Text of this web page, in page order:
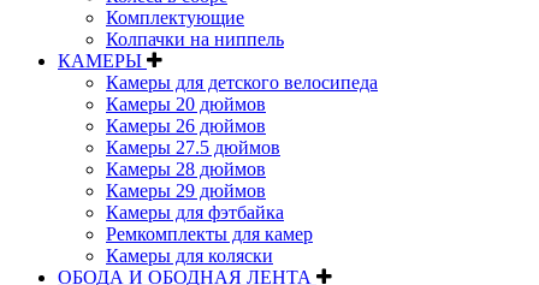
Комплектующие
Колпачки на ниппель
КАМЕРЫ
Камеры для детского велосипеда
Камеры 20 дюймов
Камеры 26 дюймов
Камеры 27.5 дюймов
Камеры 28 дюймов
Камеры 29 дюймов
Камеры для фэтбайка
Ремкомплекты для камер
Камеры для коляски
ОБОДА И ОБОДНАЯ ЛЕНТА